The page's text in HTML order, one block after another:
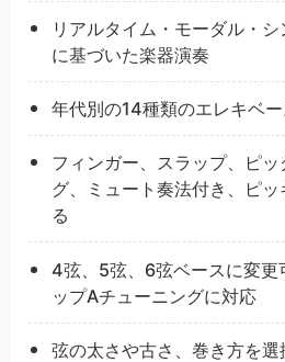
リアルタイム・モーダル・
に基づいた楽器演奏
年代別の14種類のエレキベ
フィンガー、スラップ、ピ
グ、ミュート奏法付き、ピ
る
4弦、5弦、6弦ベースに変更
ップAチューニングに対応
弦の太さや古さ、巻き方を選